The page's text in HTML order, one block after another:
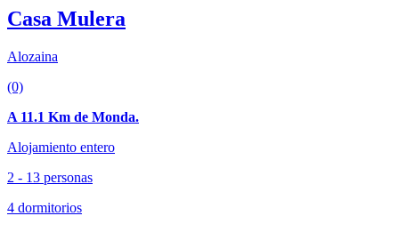
Casa Mulera
Alozaina
(0)
A 11.1 Km de Monda.
Alojamiento entero
2 - 13 personas
4 dormitorios